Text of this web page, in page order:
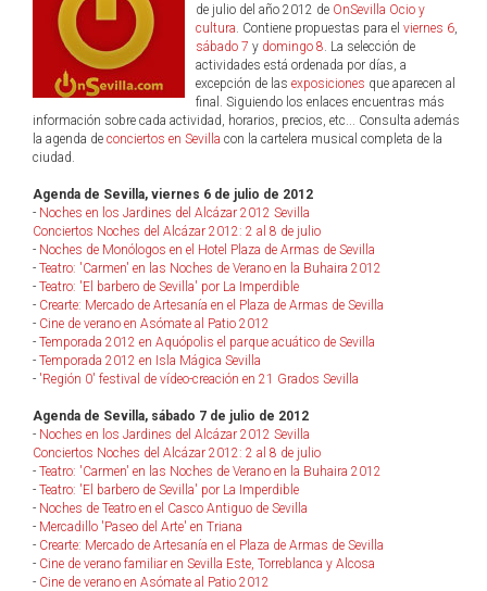
de julio del año 2012 de OnSevilla Ocio y
cultura. Contiene propuestas para el viernes 6,
sábado 7 y domingo 8. La selección de
actividades está ordenada por días, a
excepción de las exposiciones que aparecen al
final. Siguiendo los enlaces encuentras más
información sobre cada actividad, horarios, precios, etc... Consulta además
la agenda de conciertos en Sevilla con la cartelera musical completa de la
ciudad.
Agenda de Sevilla, viernes 6 de julio de 2012
- Noches en los Jardines del Alcázar 2012 Sevilla
Conciertos Noches del Alcázar 2012: 2 al 8 de julio
- Noches de Monólogos en el Hotel Plaza de Armas de Sevilla
- Teatro: 'Carmen' en las Noches de Verano en la Buhaira 2012
- Teatro: 'El barbero de Sevilla' por La Imperdible
- Crearte: Mercado de Artesanía en el Plaza de Armas de Sevilla
- Cine de verano en Asómate al Patio 2012
- Temporada 2012 en Aquópolis el parque acuático de Sevilla
- Temporada 2012 en Isla Mágica Sevilla
- 'Región 0' festival de vídeo-creación en 21 Grados Sevilla
Agenda de Sevilla, sábado 7 de julio de 2012
- Noches en los Jardines del Alcázar 2012 Sevilla
Conciertos Noches del Alcázar 2012: 2 al 8 de julio
- Teatro: 'Carmen' en las Noches de Verano en la Buhaira 2012
- Teatro: 'El barbero de Sevilla' por La Imperdible
- Noches de Teatro en el Casco Antiguo de Sevilla
- Mercadillo 'Paseo del Arte' en Triana
- Crearte: Mercado de Artesanía en el Plaza de Armas de Sevilla
- Cine de verano familiar en Sevilla Este, Torreblanca y Alcosa
- Cine de verano en Asómate al Patio 2012